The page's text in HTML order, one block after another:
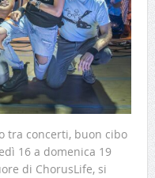
tra concerti, buon cibo
16 a domenica 19
di ChorusLife, si